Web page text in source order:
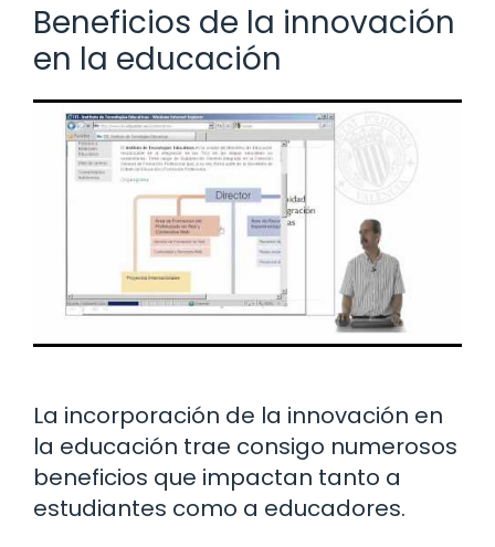
Beneficios de la innovación
en la educación
La incorporación de la innovación en
la educación trae consigo numerosos
beneficios que impactan tanto a
estudiantes como a educadores.